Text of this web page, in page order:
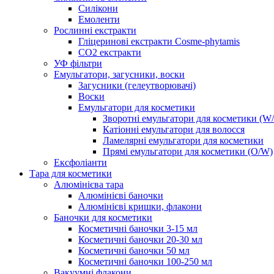
Силікони
Емоленти
Рослинні екстракти
Гліцеринові екстракти Cosme-phytamis
СО2 екстракти
УФ фільтри
Емульгатори, загусники, воски
Загусники (гелеутворювачі)
Воски
Емульгатори для косметики
Зворотні емульгатори для косметики
Катіонні емульгатори для волосся
Ламелярні емульгатори для косметики
Прямі емульгатори для косметики (O/W)
Ексфоліанти
Тара для косметики
Алюмінієва тара
Алюмінієві баночки
Алюмінієві кришки, флакони
Баночки для косметики
Косметичні баночки 3-15 мл
Косметичні баночки 20-30 мл
Косметичні баночки 50 мл
Косметичні баночки 100-250 мл